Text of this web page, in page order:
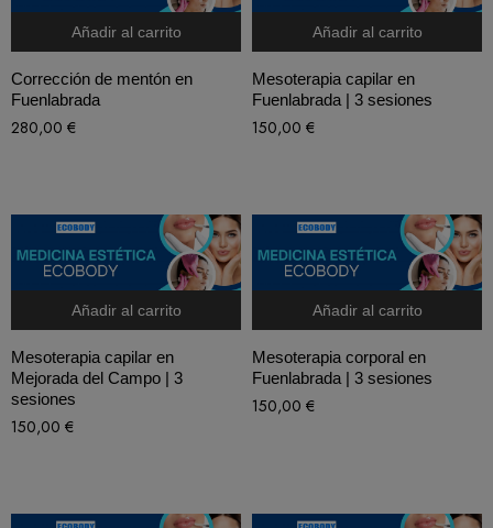
Añadir al carrito
Corrección de mentón en
Fuenlabrada
280,00 €
Añadir al carrito
Mesoterapia capilar en
Fuenlabrada | 3 sesiones
150,00 €
Añadir al carrito
Mesoterapia capilar en
Mejorada del Campo | 3
sesiones
150,00 €
Añadir al carrito
Mesoterapia corporal en
Fuenlabrada | 3 sesiones
150,00 €